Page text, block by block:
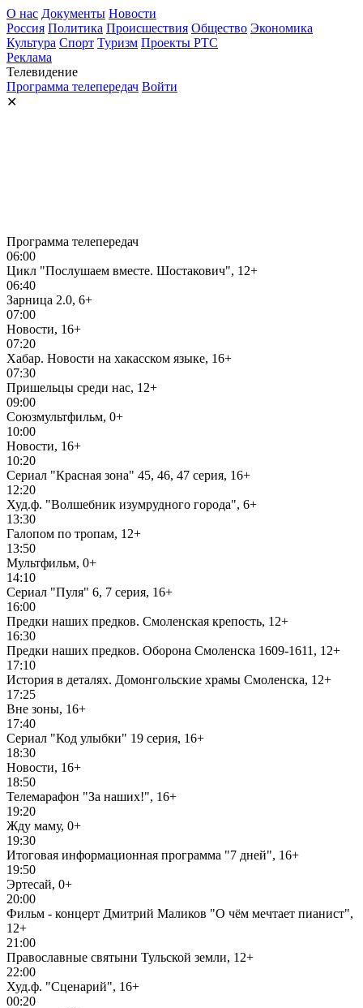
О нас Документы Новости
Россия Политика Происшествия Общество Экономика
Культура Спорт Туризм Проекты РТС
Реклама
Телевидение
Программа телепередач Войти
✕
Программа телепередач
06:00
Цикл "Послушаем вместе. Шостакович", 12+
06:40
Зарница 2.0, 6+
07:00
Новости, 16+
07:20
Хабар. Новости на хакасском языке, 16+
07:30
Пришельцы среди нас, 12+
09:00
Союзмультфильм, 0+
10:00
Новости, 16+
10:20
Сериал "Красная зона" 45, 46, 47 серия, 16+
12:20
Худ.ф. "Волшебник изумрудного города", 6+
13:30
Галопом по тропам, 12+
13:50
Мультфильм, 0+
14:10
Сериал "Пуля" 6, 7 серия, 16+
16:00
Предки наших предков. Смоленская крепость, 12+
16:30
Предки наших предков. Оборона Смоленска 1609-1611, 12+
17:10
История в деталях. Домонгольские храмы Смоленска, 12+
17:25
Вне зоны, 16+
17:40
Сериал "Код улыбки" 19 серия, 16+
18:30
Новости, 16+
18:50
Телемарафон "За наших!", 16+
19:20
Жду маму, 0+
19:30
Итоговая информационная программа "7 дней", 16+
19:50
Эртесай, 0+
20:00
Фильм - концерт Дмитрий Маликов "О чём мечтает пианист",
12+
21:00
Православные святыни Тульской земли, 12+
22:00
Худ.ф. "Сценарий", 16+
00:20